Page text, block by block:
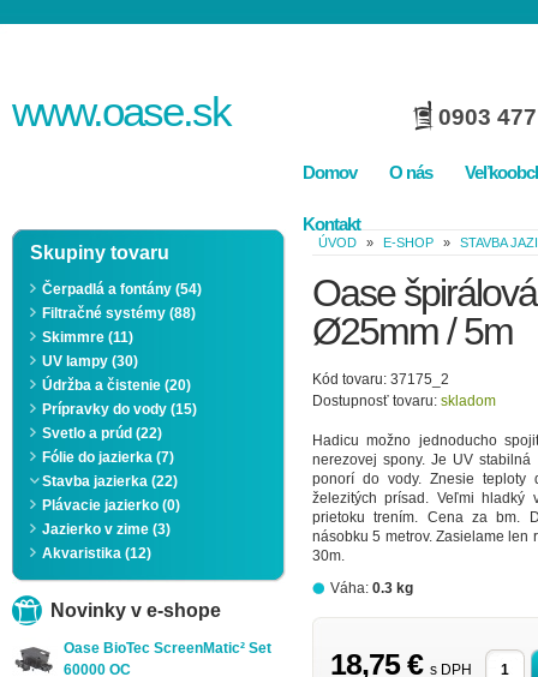
www.oase.sk 0903
Domov O nás
Kontakt
Skupiny tovaru
Čerpadlá a fontány (54)
Filtračné systémy (88)
Skimmre (11)
UV lampy (30)
Údržba a čistenie (20)
Prípravky do vody (15)
Svetlo a prúd (22)
Fólie do jazierka (7)
Stavba jazierka (22)
Plávacie jazierko (0)
Jazierko v zime (3)
Akvaristika (12)
Novinky v e-shope
Oase BioTec ScreenMatic² Set
60000 OC
ÚVOD » E-SHOP » STAVBA
Oase
Ø25mm / 5m
Kód tovaru: 37175_2
Dostupnosť tovaru: skladom
Hadicu možno jednoducho
nerezovej spony. Je UV
ponorí do vody. Znesie
železitých prísad. Veľmi hladký
prietoku trením. Cena za bm.
násobku 5 metrov. Zasielame len
30m.
Váha: 0.3 kg
18,75 € s DPH